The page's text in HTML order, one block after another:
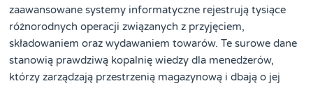
zaawansowane systemy informatyczne rejestrują tysiące
różnorodnych operacji związanych z przyjęciem,
składowaniem oraz wydawaniem towarów. Te surowe dane
stanowią prawdziwą kopalnię wiedzy dla menedżerów,
którzy zarządzają przestrzenią magazynową i dbają o jej